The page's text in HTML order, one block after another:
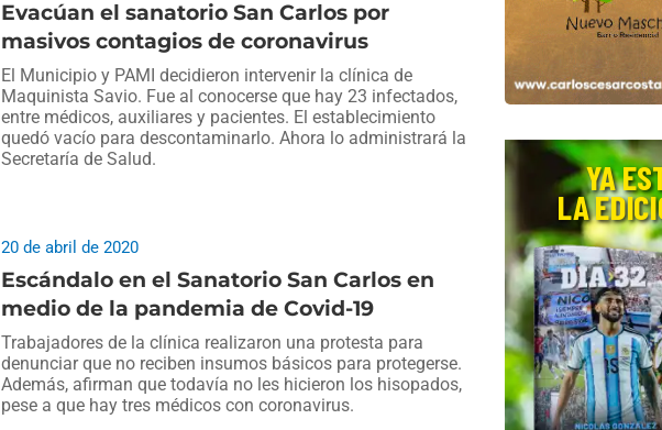
Evacúan el sanatorio San Carlos por
masivos contagios de coronavirus
El Municipio y PAMI decidieron intervenir la clínica de
Maquinista Savio. Fue al conocerse que hay 23 infectados,
entre médicos, auxiliares y pacientes. El establecimiento
quedó vacío para descontaminarlo. Ahora lo administrará la
Secretaría de Salud.
Escándalo en el Sanatorio San Carlos en
medio de la pandemia de Covid-19
20 de abril de 2020
Trabajadores de la clínica realizaron una protesta para
denunciar que no reciben insumos básicos para protegerse.
Además, afirman que todavía no les hicieron los hisopados,
pese a que hay tres médicos con coronavirus.